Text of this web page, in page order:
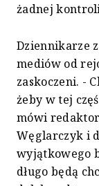
żadnej
Dziennikarze
mediów od
zaskoczeni. -
żeby w tej
mówi
Węglarczyk i
wyjątkowego
długo będą